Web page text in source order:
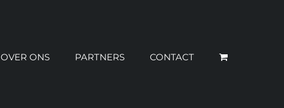
OVER ONS PARTNERS CONTACT